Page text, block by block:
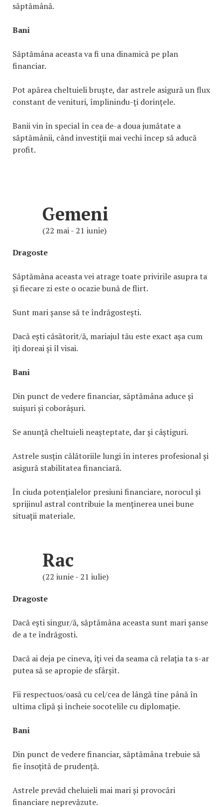
săptămână.
Bani
Săptămâna aceasta va fi una dinamică pe plan
financiar.
Pot apărea cheltuieli bruște, dar astrele asigură un flux
constant de venituri, împlinindu-ți dorințele.
Banii vin în special în cea de-a doua jumătate a
săptămânii, când investiții mai vechi încep să aducă
profit.
Gemeni
(22 mai - 21 iunie)
Dragoste
Săptămâna aceasta vei atrage toate privirile asupra ta
și fiecare zi este o ocazie bună de flirt.
Sunt mari șanse să te îndrăgostești.
Dacă ești căsătorit/ă, mariajul tău este exact așa cum
îți doreai și îl visai.
Bani
Din punct de vedere financiar, săptămâna aduce și
suișuri și coborâșuri.
Se anunță cheltuieli neașteptate, dar și câștiguri.
Astrele susțin călătoriile lungi în interes profesional și
asigură stabilitatea financiară.
În ciuda potențialelor presiuni financiare, norocul și
sprijinul astral contribuie la menținerea unei bune
situații materiale.
Rac
(22 iunie - 21 iulie)
Dragoste
Dacă ești singur/ă, săptămâna aceasta sunt mari șanse
de a te îndrăgosti.
Dacă ai deja pe cineva, îți vei da seama că relația ta s-ar
putea să se apropie de sfârșit.
Fii respectuos/oasă cu cel/cea de lângă tine până în
ultima clipă și încheie socotelile cu diplomație.
Bani
Din punct de vedere financiar, săptămâna trebuie să
fie însoțită de prudență.
Astrele prevăd cheluieli mai mari și provocări
financiare neprevăzute.